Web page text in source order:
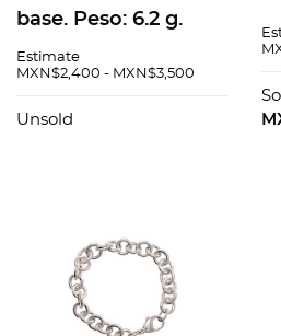
base. Peso: 6.2 g.
Estimate
MXN$2,400 - MXN$3,500
Unsold